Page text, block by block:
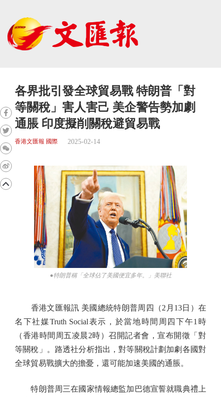
各界批引發全球貿易戰 特朗普「對
等關稅」害人害己 美企警告勢加劇
通脹 印度擬削關稅避貿易戰
香港文匯報 國際 2025-02-14
●特朗普稱「全球佔了美國便宜多年。」美聯社
香港文匯報訊 美國總統特朗普周四（2月13日）在
名下社媒Truth Social表示，於當地時間周四下午1時
（香港時間周五凌晨2時）召開記者會，宣布開徵「對
等關稅」。路透社分析指出，對等關稅計劃加劇各國對
全球貿易戰擴大的擔憂，還可能加速美國的通脹。
特朗普周三在國家情報總監加巴德宣誓就職典禮上